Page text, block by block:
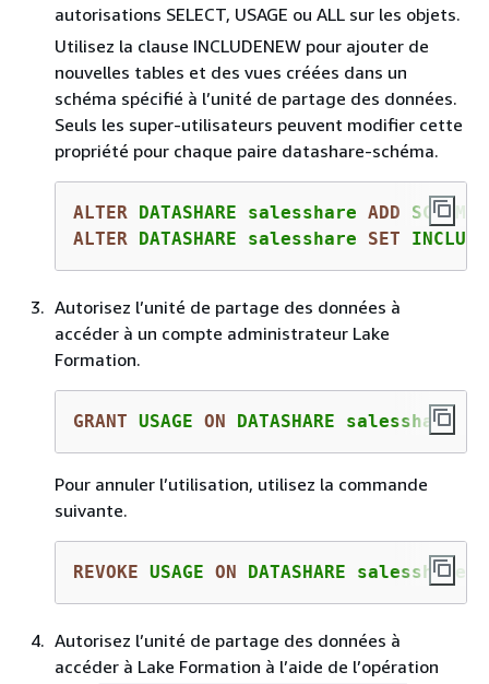
autorisations SELECT, USAGE ou ALL sur les objets.
Utilisez la clause INCLUDENEW pour ajouter de
nouvelles tables et des vues créées dans un
schéma spécifié à l’unité de partage des données.
Seuls les super-utilisateurs peuvent modifier cette
propriété pour chaque paire datashare-schéma.
ALTER DATASHARE salesshare ADD
ALTER DATASHARE salesshare SET
Autorisez l’unité de partage des données à
accéder à un compte administrateur Lake
Formation.
GRANT USAGE ON DATASHARE salesshare
Pour annuler l’utilisation, utilisez la commande
suivante.
REVOKE USAGE ON DATASHARE salesshare
Autorisez l’unité de partage des données à
accéder à Lake Formation à l’aide de l’opération